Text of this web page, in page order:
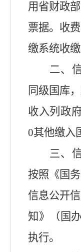
用省财政
票据。收
缴系统收缴
二、
同级国库
收入列政
0其他缴入
三、
按照《国
信息公开
知》（国
执行。